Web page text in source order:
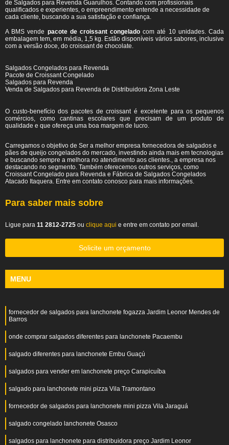
de Salgados para Revenda Guarulhos. Contando com profissionais
qualificados e experientes, o empreendimento entende a necessidade de
cada cliente, buscando a sua satisfação e confiança.
A BMS vende pacote de croissant congelado com até 10 unidades. Cada
embalagem tem, em média, 1,5 kg. Estão disponíveis vários sabores, inclusive
com a versão doce, do croissant de chocolate.
Salgados Congelados para Revenda
Pacote de Croissant Congelado
Salgados para Revenda
Venda de Salgados para Revenda de Distribuidora Zona Leste
O custo-benefício dos pacotes de croissant é excelente para os pequenos
comércios, como cantinas escolares que precisam de um produto de
qualidade e que ofereça uma boa margem de lucro.
Carregamos o objetivo de Ser a melhor empresa fornecedora de salgados e
pães de queijo congelados do mercado, investindo ainda mais em tecnologias
e buscando sempre a melhora no atendimento aos clientes., a empresa nos
destacando no segmento. Também oferecemos outros serviços, como
Croissant Congelado para Revenda e Fábrica de Salgados Congelados
Atacado Itaquera. Entre em contato conosco para mais informações.
Para saber mais sobre
Ligue para 11 2812-2725 ou clique aqui e entre em contato por email.
Solicite um orçamento
MENU
fornecedor de salgados para lanchonete fogazza Jardim Leonor Mendes de
Barros
onde comprar salgados diferentes para lanchonete Pacaembu
salgado diferentes para lanchonete Embu Guaçú
salgados para vender em lanchonete preço Carapicuíba
salgado para lanchonete mini pizza Vila Tramontano
fornecedor de salgados para lanchonete mini pizza Vila Jaraguá
salgado congelado lanchonete Osasco
salgados para lanchonete para distribuidora preço Jardim Leonor